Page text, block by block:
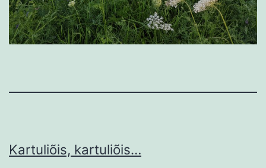
Kartuliõis, kartuliõis…